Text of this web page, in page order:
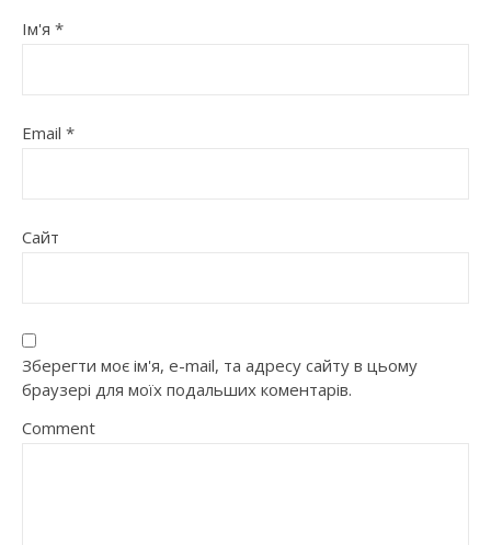
Ім'я *
Email *
Сайт
Зберегти моє ім'я, e-mail, та адресу сайту в цьому
браузері для моїх подальших коментарів.
Comment